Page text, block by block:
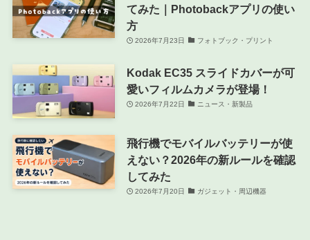
てみた｜Photobackアプリの使い
方
2026年7月23日 フォトブック・プリント
Kodak EC35 スライドカバーが可
愛いフィルムカメラが登場！
2026年7月22日 ニュース・新製品
飛行機でモバイルバッテリーが使
えない？2026年の新ルールを確認
してみた
2026年7月20日 ガジェット・周辺機器